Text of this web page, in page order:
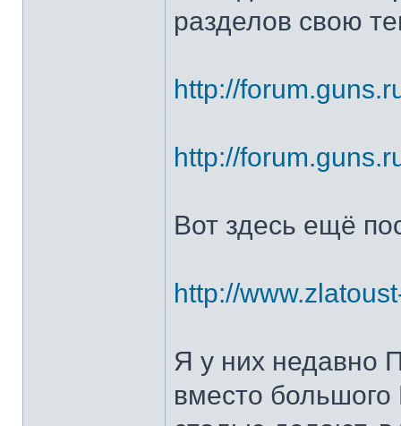
разделов свою
http://
http://
Вот здесь ещё
http://
Я у них недавно
вместо